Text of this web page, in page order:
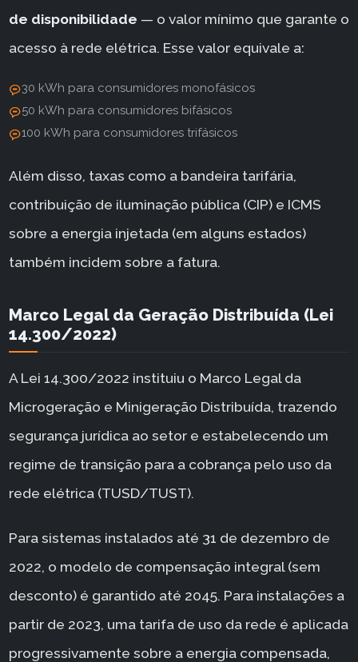
de disponibilidade — o valor mínimo que garante o
acesso à rede elétrica. Esse valor equivale a:
30 kWh para consumidores monofásicos
50 kWh para consumidores bifásicos
100 kWh para consumidores trifásicos
Além disso, taxas como a bandeira tarifária,
contribuição de iluminação pública (CIP) e ICMS
sobre a energia injetada (em alguns estados)
também incidem sobre a fatura.
Marco Legal da Geração Distribuída (Lei
14.300/2022)
A Lei 14.300/2022 instituiu o Marco Legal da
Microgeração e Minigeração Distribuída, trazendo
segurança jurídica ao setor e estabelecendo um
regime de transição para a cobrança pelo uso da
rede elétrica (TUSD/TUST).
Para sistemas instalados até 31 de dezembro de
2022, o modelo de compensação integral (sem
desconto) é garantido até 2045. Para instalações a
partir de 2023, uma tarifa de uso da rede é aplicada
progressivamente sobre a energia compensada,